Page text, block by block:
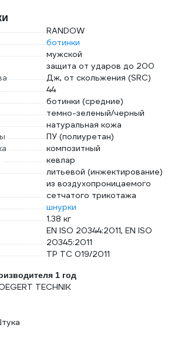
RANDOW
ботинки
мужской
защита от ударов до 200
Дж, от скольжения (SRC)
44
ботинки (средние)
темно-зеленый/черный
натуральная кожа
ПУ (полиуретан)
композитный
кевлар
литьевой (инжектирование)
из воздухопроницаемого
сетчатого трикотажа
шнурки
1.38 кг
EN ISO 20344:2011, EN ISO
20345:2011
ТР ТС 019/2011
1 год
TECHNIK